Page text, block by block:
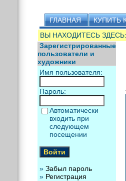
ГЛАВНАЯ КУПИТЬ
ВЫ НАХОДИТЕСЬ ЗДЕСЬ:
Зарегистрированные
пользователи и
художники
Имя пользователя:
Пароль:
Автоматически
входить при
следующем
посещении
» Забыл пароль
» Регистрация